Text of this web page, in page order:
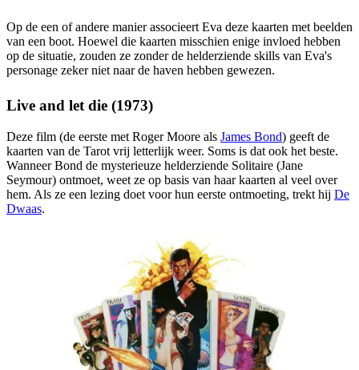
Op de een of andere manier associeert Eva deze kaarten met beelden
van een boot. Hoewel die kaarten misschien enige invloed hebben
op de situatie, zouden ze zonder de helderziende skills van Eva's
personage zeker niet naar de haven hebben gewezen.
Live and let die (1973)
Deze film (de eerste met Roger Moore als James Bond) geeft de
kaarten van de Tarot vrij letterlijk weer. Soms is dat ook het beste.
Wanneer Bond de mysterieuze helderziende Solitaire (Jane
Seymour) ontmoet, weet ze op basis van haar kaarten al veel over
hem. Als ze een lezing doet voor hun eerste ontmoeting, trekt hij De
Dwaas.